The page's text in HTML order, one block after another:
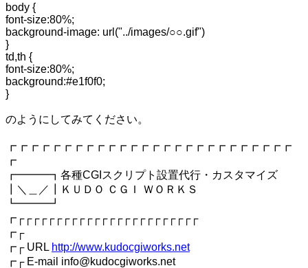
body {
font-size:80%;
background-image: url("../images/○○.gif")
}
td,th {
font-size:80%;
background:#e1f0f0;
}
のようにしてみてください。
┏┏┏┏┏┏┏┏┏┏┏┏┏┏┏┏┏┏┏┏┏┏┏┏┏┏
┏
┏━━━┓各種CGIスクリプト設置代行・カスタマイズ
┃＼＿／┃ＫＵＤＯ ＣＧＩ ＷＯＲＫＳ
┗━━━┛
┏┌┌┌┌┌┌┌┌┌┌┌┌┌┌┌┌┌┌┌┌┌┌┌┌
┏┌
┏┌ URL http://www.kudocgiworks.net
┏┌ E-mail info@kudocgiworks.net